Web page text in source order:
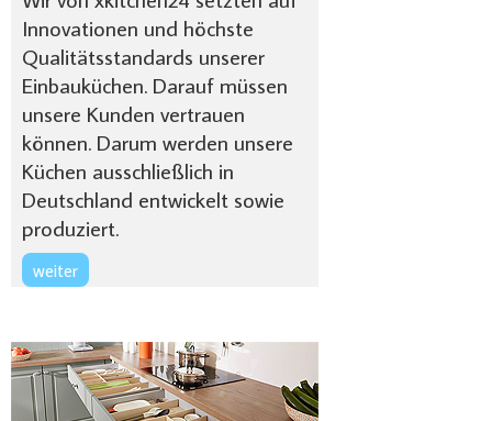
Innovationen und höchste
Qualitätsstandards unserer
Einbauküchen. Darauf müssen
unsere Kunden vertrauen
können. Darum werden unsere
Küchen ausschließlich in
Deutschland entwickelt sowie
produziert.
weiter